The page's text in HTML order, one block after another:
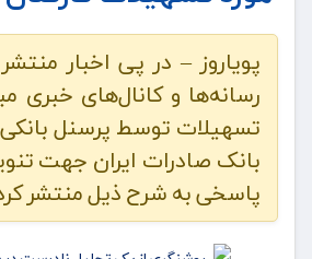
پویاروز – در پی اخبار
رسانه‌ها و کانال‌های خبری
تسهیلات توسط پرسنل
بانک صادرات ایران جهت
پاسخی به شرح ذیل منتشر